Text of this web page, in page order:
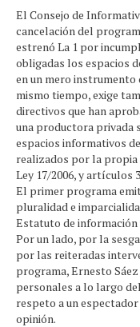
El Consejo de
cancelación del
estrenó La 1 por
obligadas los espacios
en un mero
mismo tiempo, exige
directivos que han
una productora privada
espacios informativos
realizados por la propia
Ley 17/2006, y artículos
El primer programa
pluralidad e
Estatuto de información
Por un lado, por la
por las reiteradas
programa, Ernesto
personales a lo largo
respeto a un
opinión.